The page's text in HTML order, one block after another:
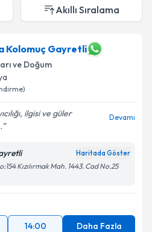
Akıllı Sıralama
Kolomuç Gayretli
ve Doğum
ilgisi ve güler
Devamı
Haritada Göster
Kızılırmak Mah. 1443. Cad No.25
14:00 Daha Fazla